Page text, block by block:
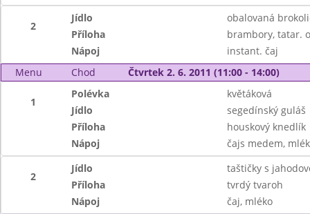
2
Jídlo
obalovaná
Příloha
brambory, tatar.
Nápoj
instant. čaj
Menu
Chod Čtvrtek 2. 6. 2011 (11:00 - 14:00)
1
Polévka
květáková
Jídlo
segedínský guláš
Příloha
houskový knedlík
Nápoj
čajs medem,
2
Jídlo
taštičky s
Příloha
tvrdý tvaroh
Nápoj
čaj, mléko